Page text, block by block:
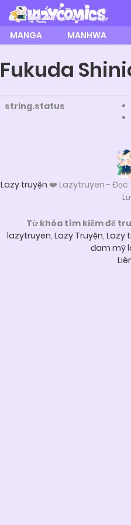
MANGA MANHWA
Fukuda
string.status
Lazy truyện ❤️ Lazytruyen - Đọc
Từ khóa tìm kiếm để
lazytruyen, Lazy Truyện, Lazy
đam mỹ